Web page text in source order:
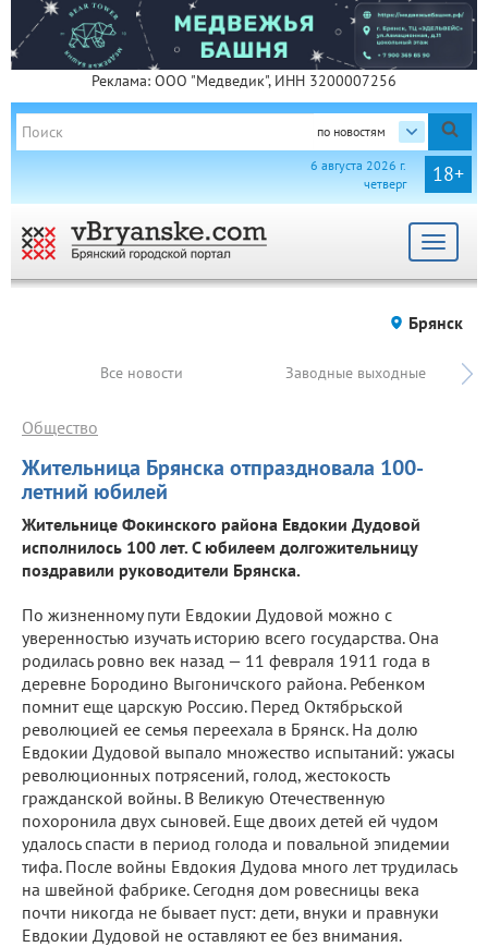
Реклама: ООО "Медведик", ИНН 3200007256
по новостям
18+
6 августа 2026 г.
четверг
Toggle
Брянск
Все новости Заводные выходные
Жительница Брянска отпраздновала 100-
летний юбилей
Общество
Жительнице Фокинского района Евдокии Дудовой
исполнилось 100 лет. С юбилеем долгожительницу
поздравили руководители Брянска.
По жизненному пути Евдокии Дудовой можно с
уверенностью изучать историю всего государства. Она
родилась ровно век назад — 11 февраля 1911 года в
деревне Бородино Выгоничского района. Ребенком
помнит еще царскую Россию. Перед Октябрьской
революцией ее семья переехала в Брянск. На долю
Евдокии Дудовой выпало множество испытаний: ужасы
революционных потрясений, голод, жестокость
гражданской войны. В Великую Отечественную
похоронила двух сыновей. Еще двоих детей ей чудом
удалось спасти в период голода и повальной эпидемии
тифа. После войны Евдокия Дудова много лет трудилась
на швейной фабрике. Сегодня дом ровесницы века
почти никогда не бывает пуст: дети, внуки и правнуки
Евдокии Дудовой не оставляют ее без внимания.